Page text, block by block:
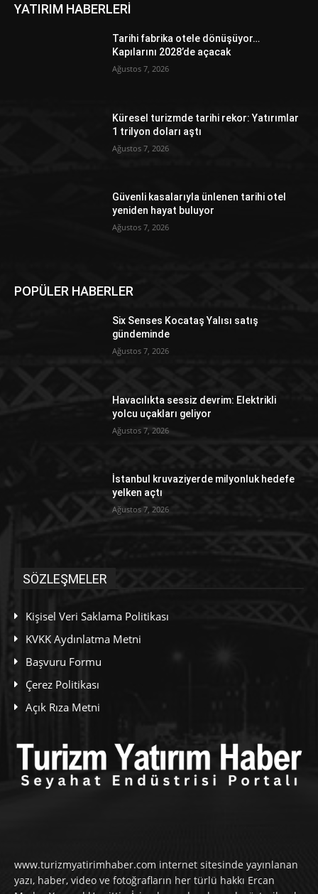
YATIRIM HABERLERİ
Tarihi fabrika otele dönüşüyor…
Kapılarını 2028’de açacak
Ağustos 7, 2026
Küresel turizmde tarihi rekor: Yatırımlar
1 trilyon doları aştı
Ağustos 7, 2026
Güvenli kasalarıyla ünlenen tarihi otel
yeniden hayat buluyor
Ağustos 7, 2026
POPÜLER HABERLER
Six Senses Kocataş Yalısı satış
gündeminde
Ağustos 7, 2026
Havacılıkta sessiz devrim: Elektrikli
yolcu uçakları geliyor
Ağustos 7, 2026
İstanbul kruvaziyerde milyonluk hedefe
yelken açtı
Ağustos 7, 2026
SÖZLEŞMELER
Kişisel Veri Saklama Politikası
KVKK Aydınlatma Metni
Başvuru Formu
Çerez Politikası
Açık Rıza Metni
www.turizmyatirimhaber.com internet sitesinde yayınlanan
yazı, haber, video ve fotoğrafların her türlü hakkı Ercan